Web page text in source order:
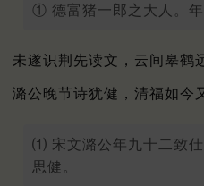
① 德富猪一郎之大人。年
未遂识荆先读文，云间皋鹤
潞公晚节诗犹健，清福如今
⑴ 宋文潞公年九十二致
思健。